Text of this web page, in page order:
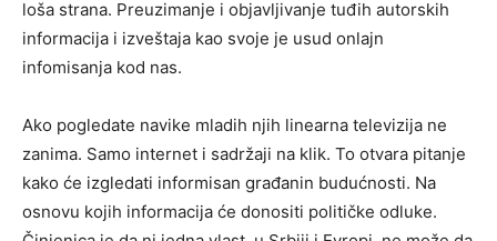
loša strana. Preuzimanje i objavljivanje tuđih autorskih
informacija i izveštaja kao svoje je usud onlajn
infomisanja kod nas.
Ako pogledate navike mladih njih linearna televizija ne
zanima. Samo internet i sadržaji na klik. To otvara pitanje
kako će izgledati informisan građanin budućnosti. Na
osnovu kojih informacija će donositi političke odluke.